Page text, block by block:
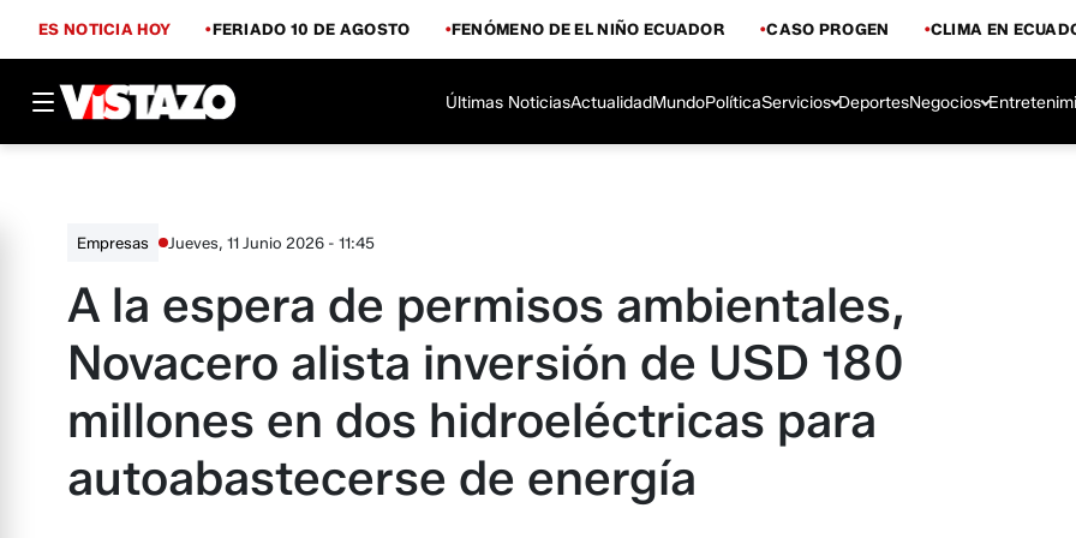
ES NOTICIA HOY FERIADO 10 DE AGOSTO FENÓMENO DE EL NIÑO ECUADOR CASO PROGEN CLIMA EN
Últimas NoticiasActualidadMundoPolíticaServicios DeportesNegocios
Empresas Jueves, 11 Junio 2026 - 11:45
A la espera de permisos ambientales,
Novacero alista inversión de USD 180
millones en dos hidroeléctricas para
autoabastecerse de energía